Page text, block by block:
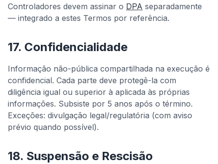
Controladores devem assinar o DPA separadamente
— integrado a estes Termos por referência.
17. Confidencialidade
Informação não-pública compartilhada na execução é
confidencial. Cada parte deve protegê-la com
diligência igual ou superior à aplicada às próprias
informações. Subsiste por 5 anos após o término.
Exceções: divulgação legal/regulatória (com aviso
prévio quando possível).
18. Suspensão e Rescisão